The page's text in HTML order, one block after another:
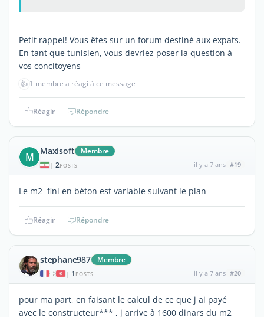
Petit rappel! Vous êtes sur un forum destiné aux expats.
En tant que tunisien, vous devriez poser la question à
vos concitoyens
👍 1 membre a réagi à ce message
Réagir Répondre
M Maxisoft Membre
| 2POSTS il y a 7 ans #19
Le m2 fini en béton est variable suivant le plan
Réagir Répondre
stephane987 Membre
| 1 POSTS il y a 7 ans #20
pour ma part, en faisant le calcul de ce que j ai payé
avec le constructeur*** , j arrive à 1600 dinars du m2